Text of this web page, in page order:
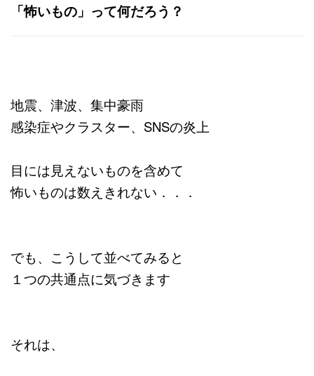
「怖いもの」って何だろう？
地震、津波、集中豪雨
感染症やクラスター、SNSの炎上
目には見えないものを含めて
怖いものは数えきれない．．．
でも、こうして並べてみると
１つの共通点に気づきます
それは、